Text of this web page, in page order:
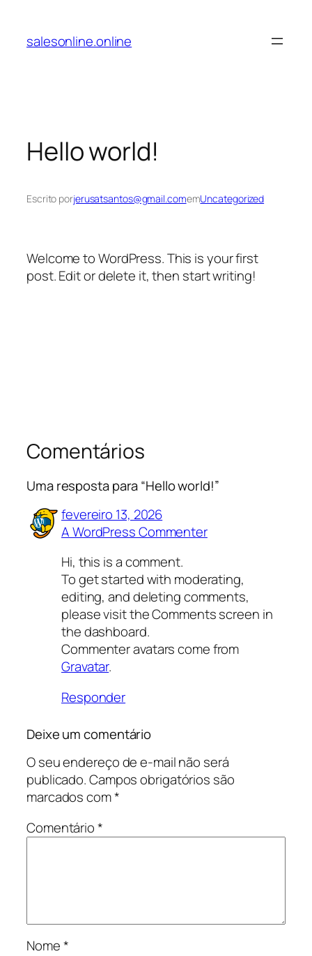
salesonline.online
Hello world!
Escrito porjerusatsantos@gmail.comemUncategorized
Welcome to WordPress. This is your first
post. Edit or delete it, then start writing!
Comentários
Uma resposta para “Hello world!”
fevereiro 13, 2026
A WordPress Commenter
Hi, this is a comment.
To get started with moderating,
editing, and deleting comments,
please visit the Comments screen in
the dashboard.
Commenter avatars come from
Gravatar.
Responder
Deixe um comentário
O seu endereço de e-mail não será
publicado.Campos obrigatórios são
marcados com*
Comentário*
Nome*